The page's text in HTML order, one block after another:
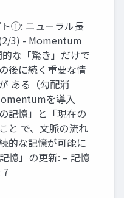
①: ニューラル長
3) - Momentum
な「驚き」だけで
後に続く重要な情
ある（勾配消
を導入
記憶」と「現在の
と で、文脈の流れ
的な記憶が可能に
憶」の更新: – 記憶
7